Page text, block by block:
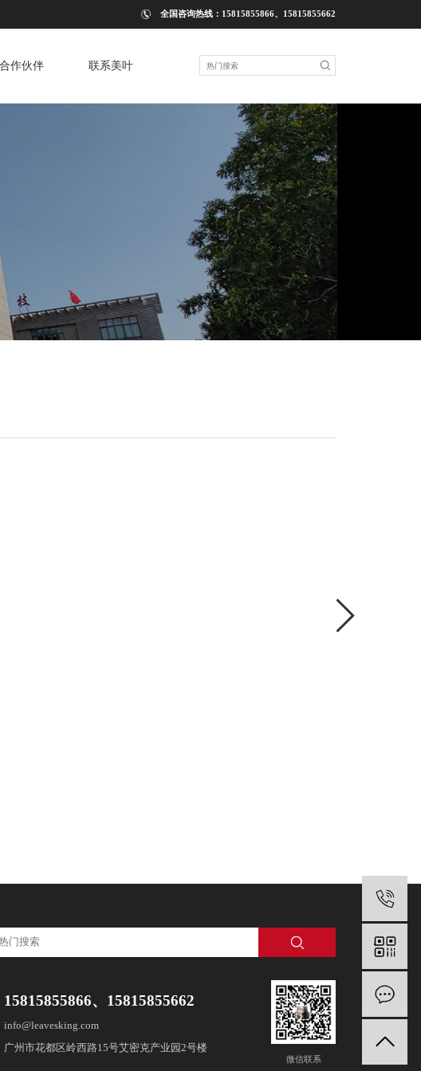
全国咨询热线：15815855866、15815855662
合作伙伴 联系美叶
15815855866、15815855662
info@leavesking.com
广州市花都区岭西路15号艾密克产业园2号楼
微信联系